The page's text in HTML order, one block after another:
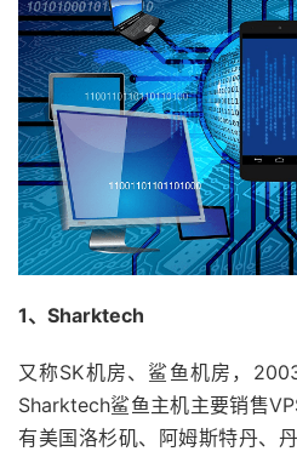
1、Sharktech
又称SK机房、鲨鱼机房，
Sharktech鲨鱼主机主要销售
有美国洛杉矶、阿姆斯特丹、